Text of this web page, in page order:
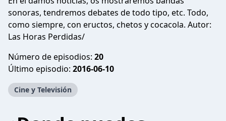
sonoras, tendremos debates de todo tipo, etc. Todo,
como siempre, con eructos, chetos y cocacola. Autor:
Las Horas Perdidas/
Número de episodios: 20
Último episodio: 2016-06-10
Cine y Televisión